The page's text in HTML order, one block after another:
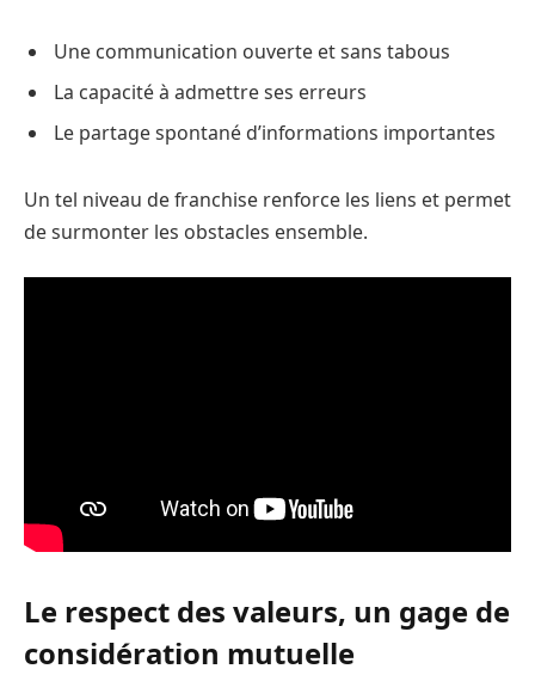
Une communication ouverte et sans tabous
La capacité à admettre ses erreurs
Le partage spontané d’informations importantes
Un tel niveau de franchise renforce les liens et permet
de surmonter les obstacles ensemble.
Le respect des valeurs, un gage de
considération mutuelle